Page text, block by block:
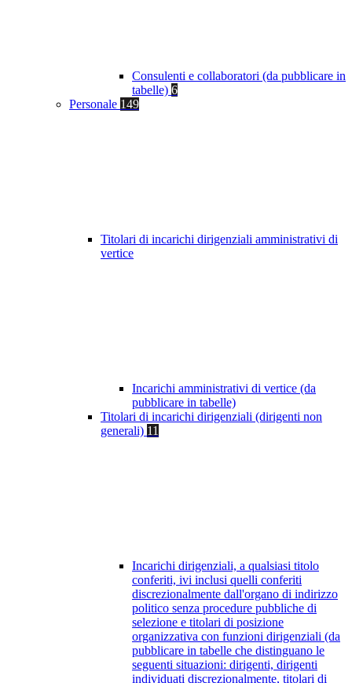
Consulenti e collaboratori (da pubblicare in
tabelle) 6
Personale 149
Titolari di incarichi dirigenziali amministrativi di
vertice
Incarichi amministrativi di vertice (da
pubblicare in tabelle)
Titolari di incarichi dirigenziali (dirigenti non
generali) 11
Incarichi dirigenziali, a qualsiasi titolo
conferiti, ivi inclusi quelli conferiti
discrezionalmente dall'organo di indirizzo
politico senza procedure pubbliche di
selezione e titolari di posizione
organizzativa con funzioni dirigenziali (da
pubblicare in tabelle che distinguano le
seguenti situazioni: dirigenti, dirigenti
individuati discrezionalmente, titolari di